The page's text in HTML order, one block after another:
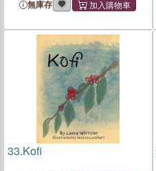
For Dinner?
無庫存
33.Kofi